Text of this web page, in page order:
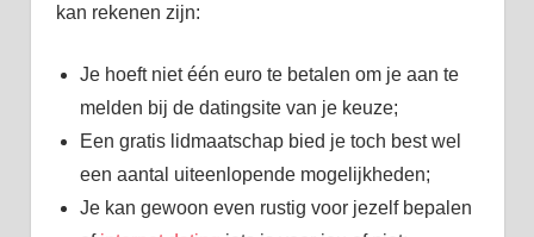
kan rekenen zijn:
Je hoeft niet één euro te betalen om je aan te
melden bij de datingsite van je keuze;
Een gratis lidmaatschap bied je toch best wel
een aantal uiteenlopende mogelijkheden;
Je kan gewoon even rustig voor jezelf bepalen